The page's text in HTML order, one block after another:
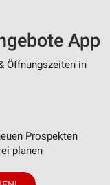
App
Öffnungszeiten in
Prospekten
planen